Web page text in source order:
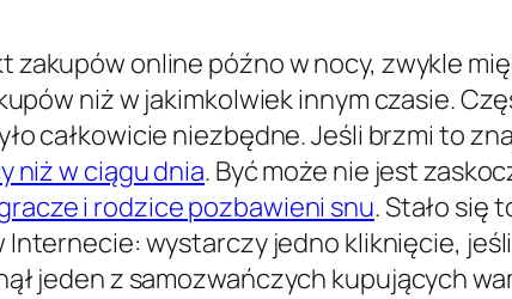
zakupów online późno w nocy, zwykle
niż w jakimkolwiek innym czasie.
całkowicie niezbędne. Jeśli brzmi to
niż w ciągu dnia. Być może nie jest
i rodzice pozbawieni snu. Stało się
wystarczy jedno kliknięcie,
jeden z samozwańczych kupujących